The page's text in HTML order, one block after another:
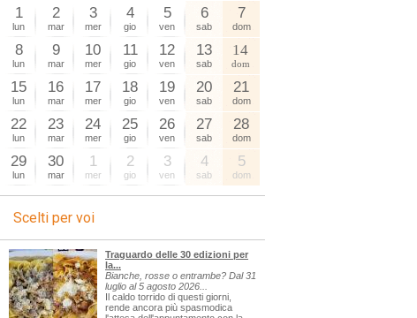
1
lun
2
mar
3
mer
4
gio
5
ven
6
sab
7
dom
8
lun
9
mar
10
mer
11
gio
12
ven
13
sab
14
dom
15
lun
16
mar
17
mer
18
gio
19
ven
20
sab
21
dom
22
lun
23
mar
24
mer
25
gio
26
ven
27
sab
28
dom
29
lun
30
mar
1
mer
2
gio
3
ven
4
sab
5
dom
Scelti per voi
Traguardo delle 30 edizioni per
la...
Bianche, rosse o entrambe? Dal 31
luglio al 5 agosto 2026...
Il caldo torrido di questi giorni,
rende ancora più spasmodica